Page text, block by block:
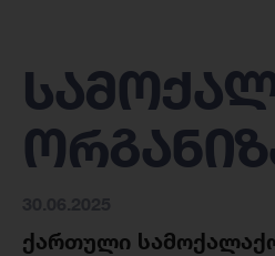
ქართული